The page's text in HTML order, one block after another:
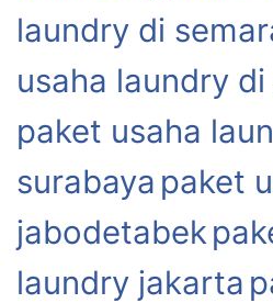
laundry di
usaha laundry
paket usaha
surabaya paket
jabodetabek
laundry jakarta